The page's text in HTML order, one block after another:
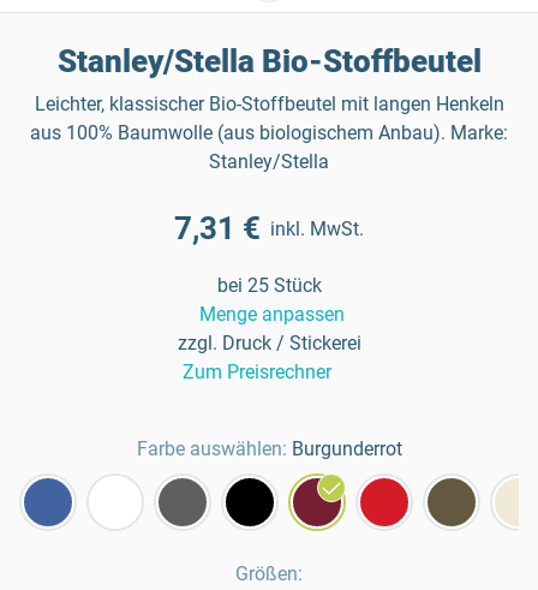
Stanley/Stella Bio-Stoffbeutel
Leichter, klassischer Bio-Stoffbeutel mit langen Henkeln
aus 100% Baumwolle (aus biologischem Anbau). Marke:
Stanley/Stella
7,31 € inkl. MwSt.
bei 25 Stück
Menge anpassen
zzgl. Druck / Stickerei
Zum Preisrechner
Farbe auswählen: Burgunderrot
Größen: